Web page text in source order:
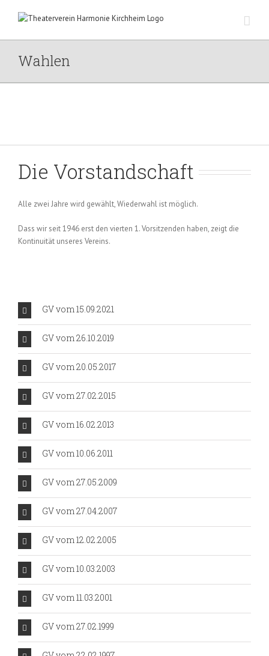
Wahlen
Die Vorstandschaft
Alle zwei Jahre wird gewählt, Wiederwahl ist möglich.
Dass wir seit 1946 erst den vierten 1. Vorsitzenden haben, zeigt die
Kontinuität unseres Vereins.
GV vom 15.09.2021
GV vom 26.10.2019
GV vom 20.05.2017
GV vom 27.02.2015
GV vom 16.02.2013
GV vom 10.06.2011
GV vom 27.05.2009
GV vom 27.04.2007
GV vom 12.02.2005
GV vom 10.03.2003
GV vom 11.03.2001
GV vom 27.02.1999